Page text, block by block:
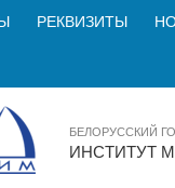
РЕКВИЗИТЫ
БЕЛОРУССКИЙ
ИНСТИТУТ